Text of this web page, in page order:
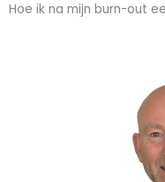
Hoe ik na mijn burn-out